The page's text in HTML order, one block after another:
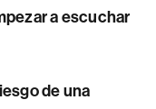
a escuchar
de una